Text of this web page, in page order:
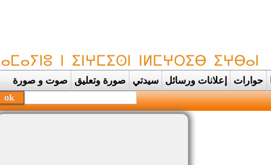
حوارات إعلانات ورسائل سيدتي صورة وتعليق صوت و صورة